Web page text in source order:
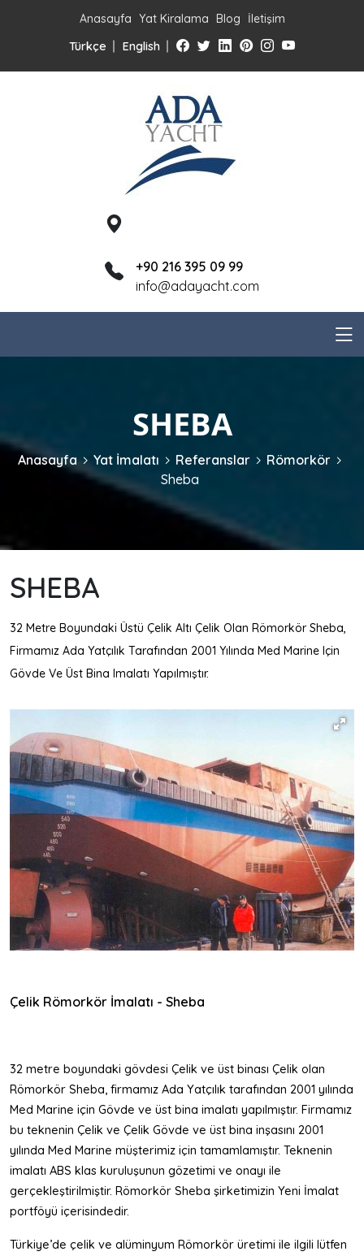
Anasayfa Yat Kiralama Blog İletişim
Türkçe English
+90 216 395 09 99
info@adayacht.com
SHEBA
Anasayfa Yat İmalatı Referanslar
Römorkör
Sheba
SHEBA
32 Metre Boyundaki Üstü Çelik Altı Çelik Olan Römorkör Sheba,
Firmamız Ada Yatçılık Tarafından 2001 Yılında Med Marine Için
Gövde Ve Üst Bina Imalatı Yapılmıştır.
Çelik Römorkör İmalatı - Sheba
32 metre boyundaki gövdesi Çelik ve üst binası Çelik olan
Römorkör Sheba, firmamız Ada Yatçılık tarafından 2001 yılında
Med Marine için Gövde ve üst bina imalatı yapılmıştır. Firmamız
bu teknenin Çelik ve Çelik Gövde ve üst bina inşasını 2001
yılında Med Marine müşterimiz için tamamlamıştır. Teknenin
imalatı ABS klas kuruluşunun gözetimi ve onayı ile
gerçekleştirilmiştir. Römorkör Sheba şirketimizin Yeni İmalat
portföyü içerisindedir.
Türkiye’de çelik ve alüminyum Römorkör üretimi ile ilgili lütfen